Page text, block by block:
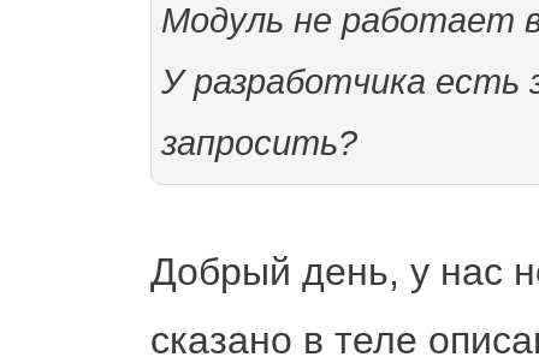
Модуль не работает
У разработчика есть
запросить?
Добрый день, у нас
сказано в теле